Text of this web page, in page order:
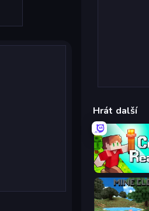
Hrát další
CubeRealm.io